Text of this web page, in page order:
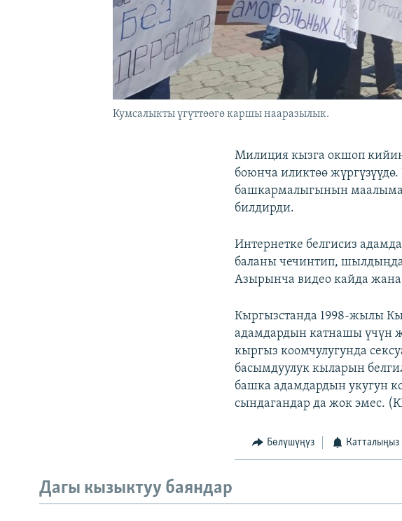
Кумсалыкты үгүттөөгө каршы нааразылык.
Милиция кызга окшоп
боюнча иликтөө
башкармалыгынын
билдирди.
Интернетке белгисиз
баланы чечинтип,
Азырынча видео кайда жана
Кыргызстанда 1998-жылы
адамдардын катнашы үчүн
кыргыз коомчулугунда
басымдуулук кыларын
башка адамдардын укугун
сындагандар да жок эмес.
Бөлүшүңүз Катталыңыз
Дагы кызыктуу баяндар